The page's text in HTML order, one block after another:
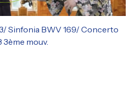
Sinfonia BWV 169/ Concerto
mouv.